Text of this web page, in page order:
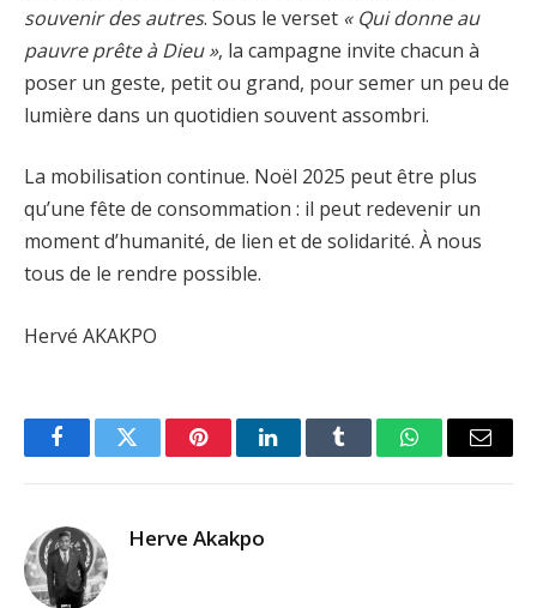
souvenir des autres. Sous le verset « Qui donne au
pauvre prête à Dieu », la campagne invite chacun à
poser un geste, petit ou grand, pour semer un peu de
lumière dans un quotidien souvent assombri.
La mobilisation continue. Noël 2025 peut être plus
qu’une fête de consommation : il peut redevenir un
moment d’humanité, de lien et de solidarité. À nous
tous de le rendre possible.
Hervé AKAKPO
FacebookTwitter PinterestLinkedInTumblr WhatsAppEmail
Herve Akakpo